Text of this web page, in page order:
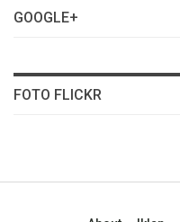
GOOGLE+
FOTO FLICKR